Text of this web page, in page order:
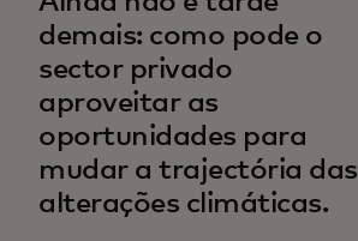
demais: como pode o
sector privado
aproveitar as
oportunidades para
mudar a trajectória das
alterações climáticas.